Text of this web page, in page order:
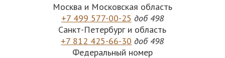
Москва и Московская область
+7 499 577-00-25 доб 498
Санкт-Петербург и область
+7 812 425-66-30 доб 498
Федеральный номер